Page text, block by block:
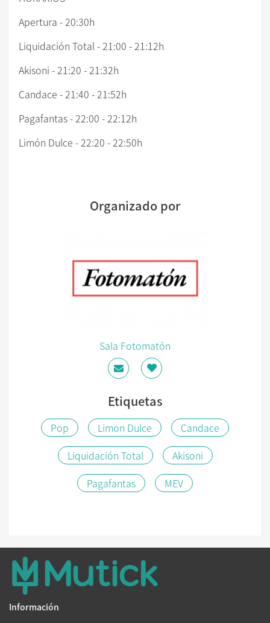
Apertura - 20:30h
Liquidación Total - 21:00 - 21:12h
Akisoni - 21:20 - 21:32h
Candace - 21:40 - 21:52h
Pagafantas - 22:00 - 22:12h
Limón Dulce - 22:20 - 22:50h
Organizado por
Sala Fotomatón
Etiquetas
Pop Limon Dulce
Candace
Liquidación Total
Akisoni
Pagafantas
MEV
Información